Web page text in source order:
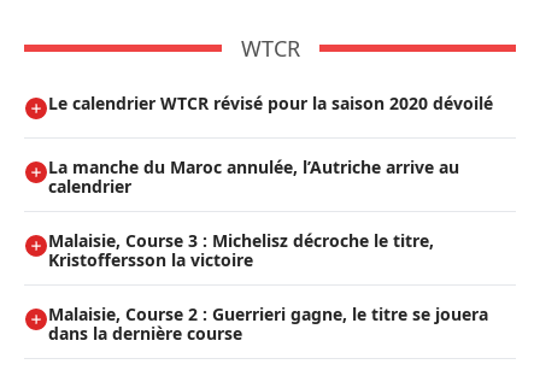
WTCR
Le calendrier WTCR révisé pour la saison 2020 dévoilé
La manche du Maroc annulée, l’Autriche arrive au
calendrier
Malaisie, Course 3 : Michelisz décroche le titre,
Kristoffersson la victoire
Malaisie, Course 2 : Guerrieri gagne, le titre se jouera
dans la dernière course